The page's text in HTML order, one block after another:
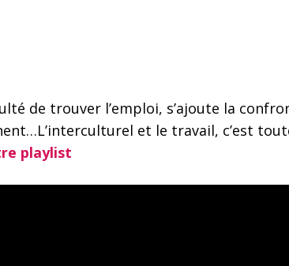
de trouver l’emploi, s’ajoute la
et le travail, c’est
playlist